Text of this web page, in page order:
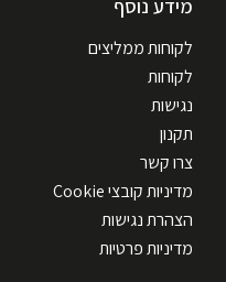
מידע נוסף
לקוחות ממליצים
לקוחות
נגישות
תקנון
צרו קשר
מדיניות קובצי Cookie
הצהרת נגישות
מדיניות פרטיות